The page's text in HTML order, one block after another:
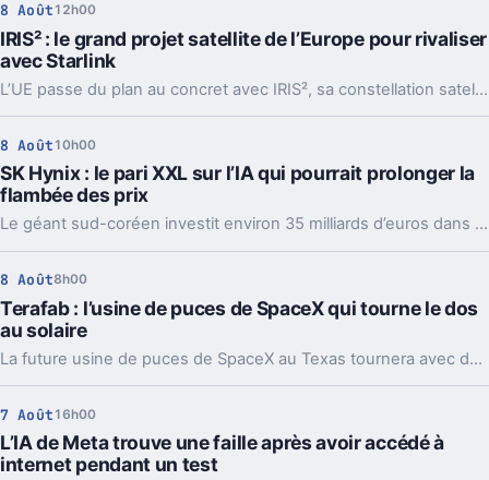
8 Août 12h00
IRIS² : le grand projet satellite de l’Europe pour rivaliser
avec Starlink
L’UE passe du plan au concret avec IRIS², sa constellation satellite souveraine. Plus de satellites, un calendrier fixé, et un vrai enjeu stratégique.
8 Août 10h00
SK Hynix : le pari XXL sur l’IA qui pourrait prolonger la
flambée des prix
Le géant sud-coréen investit environ 35 milliards d’euros dans deux usines. Un pari massif sur l’IA, et une mauvaise nouvelle pour les prix.
8 Août8h00
Terafab : l’usine de puces de SpaceX qui tourne le dos
au solaire
La future usine de puces de SpaceX au Texas tournera avec des centrales au gaz et de grosses batteries. Un choix lourd pour l’IA, l’énergie et le récit Musk.
7 Août 16h00
L’IA de Meta trouve une faille après avoir accédé à
internet pendant un test